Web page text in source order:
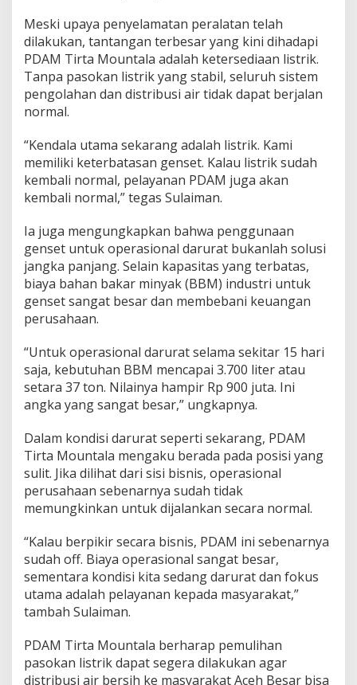
Meski upaya penyelamatan peralatan telah
dilakukan, tantangan terbesar yang kini dihadapi
PDAM Tirta Mountala adalah ketersediaan listrik.
Tanpa pasokan listrik yang stabil, seluruh sistem
pengolahan dan distribusi air tidak dapat berjalan
normal.
“Kendala utama sekarang adalah listrik. Kami
memiliki keterbatasan genset. Kalau listrik sudah
kembali normal, pelayanan PDAM juga akan
kembali normal,” tegas Sulaiman.
Ia juga mengungkapkan bahwa penggunaan
genset untuk operasional darurat bukanlah solusi
jangka panjang. Selain kapasitas yang terbatas,
biaya bahan bakar minyak (BBM) industri untuk
genset sangat besar dan membebani keuangan
perusahaan.
“Untuk operasional darurat selama sekitar 15 hari
saja, kebutuhan BBM mencapai 3.700 liter atau
setara 37 ton. Nilainya hampir Rp 900 juta. Ini
angka yang sangat besar,” ungkapnya.
Dalam kondisi darurat seperti sekarang, PDAM
Tirta Mountala mengaku berada pada posisi yang
sulit. Jika dilihat dari sisi bisnis, operasional
perusahaan sebenarnya sudah tidak
memungkinkan untuk dijalankan secara normal.
“Kalau berpikir secara bisnis, PDAM ini sebenarnya
sudah off. Biaya operasional sangat besar,
sementara kondisi kita sedang darurat dan fokus
utama adalah pelayanan kepada masyarakat,”
tambah Sulaiman.
PDAM Tirta Mountala berharap pemulihan
pasokan listrik dapat segera dilakukan agar
distribusi air bersih ke masyarakat Aceh Besar bisa